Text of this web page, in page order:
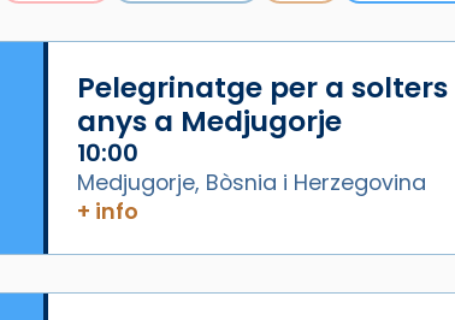
Cargar más...
Pelegrinatge per a solters
anys a Medjugorje
10:00
Medjugorje, Bòsnia i Herzegovina
+ info